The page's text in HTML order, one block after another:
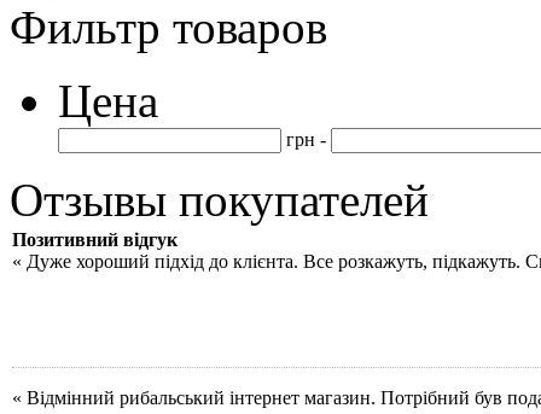
Фильтр товаров
Цена
грн -
Отзывы покупателей
Позитивний відгук
« Дуже хороший підхід до клієнта. Все розкажуть, підкажуть.
« Відмінний рибальський інтернет магазин. Потрібний був